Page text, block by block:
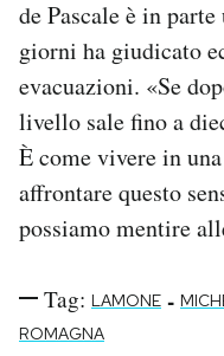
de Pascale è in
giorni ha giudicato
evacuazioni. «Se
livello sale fino a
È come vivere in
affrontare questo
possiamo mentire
Tag: LAMONE -
ROMAGNA